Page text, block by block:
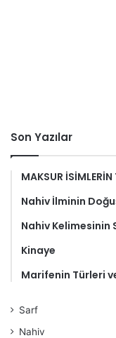
Son Yazılar
MAKSUR İSİMLERİN
Nahiv İlminin
Nahiv Kelimesinin
Kinaye
Marifenin Türleri
Sarf
Nahiv